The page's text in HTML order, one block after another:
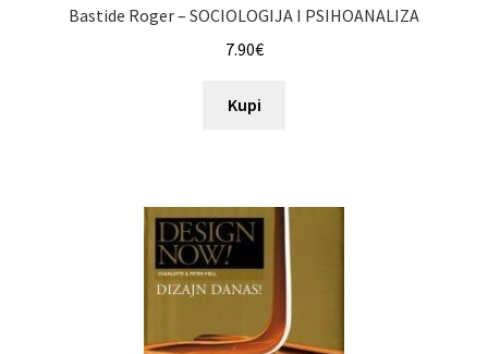
Bastide Roger – SOCIOLOGIJA I PSIHOANALIZA
7.90€
Kupi